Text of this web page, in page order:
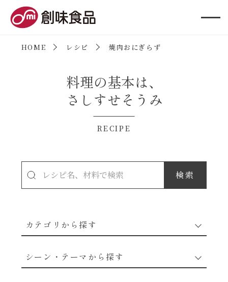
HOME レシピ 焼肉おにぎらず
料理の基本は、
さしすせそうみ
RECIPE
カテゴリから探す
シーン・テーマから探す